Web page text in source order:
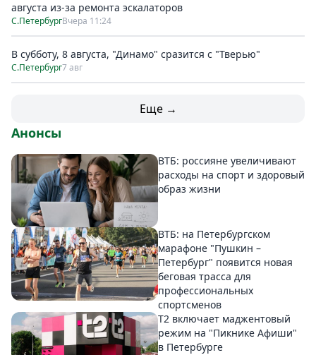
августа из-за ремонта эскалаторов
С.ПетербургВчера 11:24
В субботу, 8 августа, "Динамо" сразится с "Тверью"
С.Петербург7 авг
Еще →
Анонсы
ВТБ: россияне увеличивают
расходы на спорт и здоровый
образ жизни
ВТБ: на Петербургском
марафоне "Пушкин –
Петербург" появится новая
беговая трасса для
профессиональных
спортсменов
Т2 включает маджентовый
режим на "Пикнике Афиши"
в Петербурге